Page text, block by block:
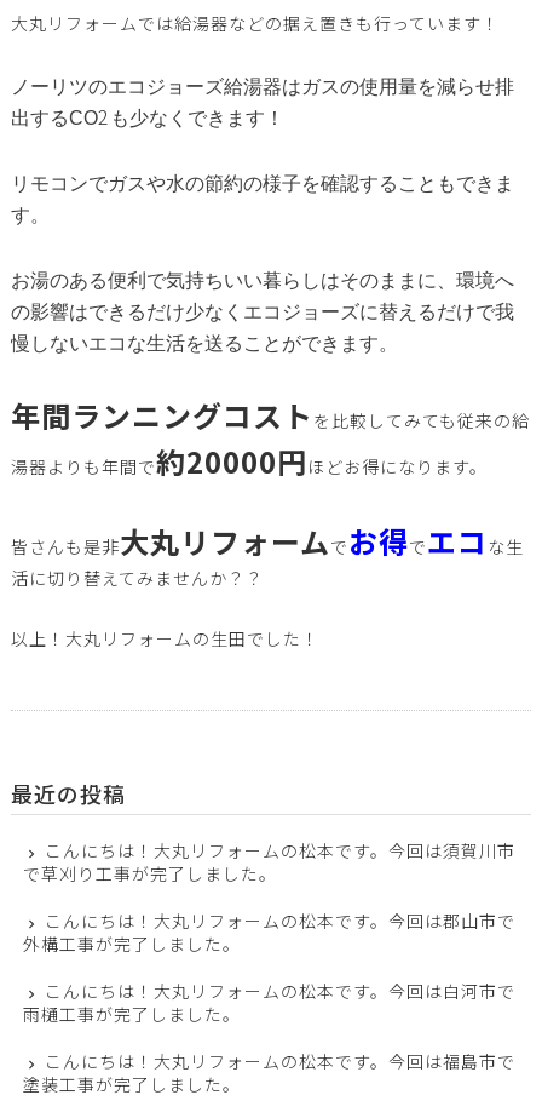
大丸リフォームでは給湯器などの据え置きも行っています！
ノーリツのエコジョーズ給湯器はガスの使用量を減らせ排
出するCO2 も少なくできます！
リモコンでガスや水の節約の様子を確認することもできま
す。
お湯のある便利で気持ちいい暮らしはそのままに、環境へ
の影響はできるだけ少なくエコジョーズに替えるだけで我
慢しないエコな生活を送ることができます。
年間ランニングコスト を比較してみても従来の給
湯器よりも年間で約20000円 ほどお得になります。
皆さんも是非大丸リフォームで お得でエコ な生
活に切り替えてみませんか？？
以上！大丸リフォームの生田でした！
最近の投稿
こんにちは！大丸リフォームの松本です。今回は須賀川市
で草刈り工事が完了しました。
こんにちは！大丸リフォームの松本です。今回は郡山市で
外構工事が完了しました。
こんにちは！大丸リフォームの松本です。今回は白河市で
雨樋工事が完了しました。
こんにちは！大丸リフォームの松本です。今回は福島市で
塗装工事が完了しました。